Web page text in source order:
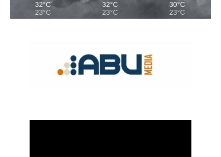
32°C
23°C
32°C
23°C
30°C
23°C